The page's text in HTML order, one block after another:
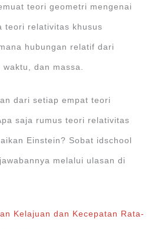
teori geometri mengenai
teori relativitas khusus
hubungan relatif dari
dan massa.
dari setiap empat teori
saja rumus teori relativitas
Einstein? Sobat idschool
melalui ulasan di
Kelajuan dan Kecepatan Rata-